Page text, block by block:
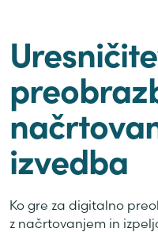
izvedba
Ko gre za digitalno
z načrtovanjem in